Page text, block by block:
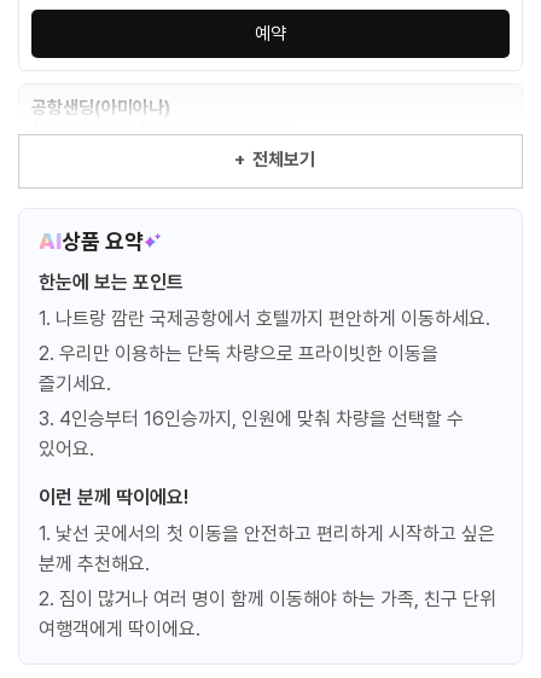
예약
공항샌딩(아미아나)
승용차29,440 원
SUV32,383 원
승합차 44,159 원
공항샌딩(식스센스,안람)
Airport Sending from Six senses, An Lam
승용차35,327 원
SUV38,271 원
공항픽업(식스센스, 안람)
Airport pick up to Six senses, An Lam
승용차35,327 원
+ 전체보기
AI상품 요약
한눈에 보는 포인트
1. 나트랑 깜란 국제공항에서 호텔까지 편안하게 이동하세요.
2. 우리만 이용하는 단독 차량으로 프라이빗한 이동을
즐기세요.
3. 4인승부터 16인승까지, 인원에 맞춰 차량을 선택할 수
있어요.
이런 분께 딱이에요!
1. 낯선 곳에서의 첫 이동을 안전하고 편리하게 시작하고 싶은
분께 추천해요.
2. 짐이 많거나 여러 명이 함께 이동해야 하는 가족, 친구 단위
여행객에게 딱이에요.